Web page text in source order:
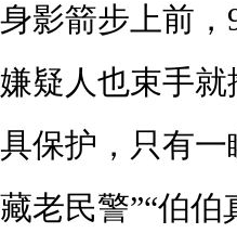
身影箭步上前
嫌疑人也束手
具保护，只有
藏老民警”“伯